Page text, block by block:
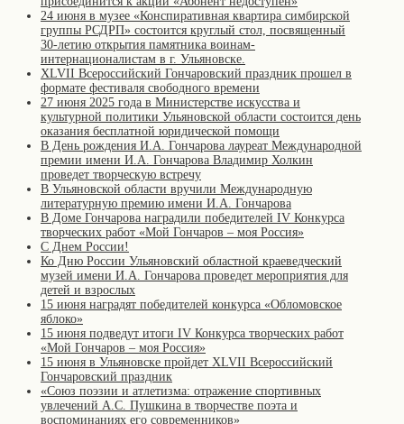
24 июня в музее «Конспиративная квартира симбирской
группы РСДРП» состоится круглый стол, посвященный
30-летию открытия памятника воинам-
интернационалистам в г. Ульяновске.
XLVII Всероссийский Гончаровский праздник прошел в
формате фестиваля свободного времени
27 июня 2025 года в Министерстве искусства и
культурной политики Ульяновской области состоится день
оказания бесплатной юридической помощи
В День рождения И.А. Гончарова лауреат Международной
премии имени И.А. Гончарова Владимир Холкин
проведет творческую встречу
В Ульяновской области вручили Международную
литературную премию имени И.А. Гончарова
В Доме Гончарова наградили победителей IV Конкурса
творческих работ «Мой Гончаров – моя Россия»
С Днем России!
Ко Дню России Ульяновский областной краеведческий
музей имени И.А. Гончарова проведет мероприятия для
детей и взрослых
15 июня наградят победителей конкурса «Обломовское
яблоко»
15 июня подведут итоги IV Конкурса творческих работ
«Мой Гончаров – моя Россия»
15 июня в Ульяновске пройдет XLVII Всероссийский
Гончаровский праздник
«Союз поэзии и атлетизма: отражение спортивных
увлечений А.С. Пушкина в творчестве поэта и
воспоминаниях его современников»